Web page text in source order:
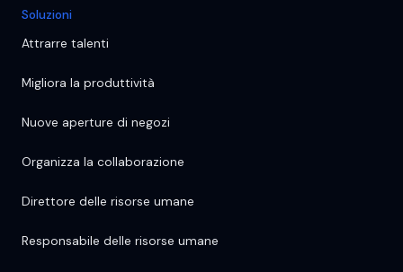
Soluzioni
Attrarre talenti
Migliora la produttività
Nuove aperture di negozi
Organizza la collaborazione
Direttore delle risorse umane
Responsabile delle risorse umane